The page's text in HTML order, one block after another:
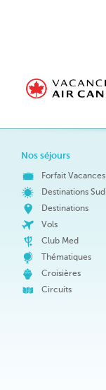
Nos séjours
Forfait Vacances
Destinations Sud
Destinations
Vols
Club Med
Thématiques
Croisières
Circuits